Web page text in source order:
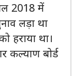
2018 में
लड़ा था
हराया था।
कल्याण बोर्ड